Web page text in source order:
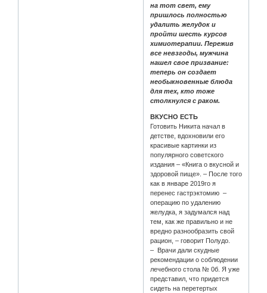
на тот свет, ему
пришлось полностью
удалить желудок и
пройти шесть курсов
химиотерапии. Пережив
все невзгоды, мужчина
нашел свое призвание:
теперь он создает
необыкновенные блюда
для тех, кто тоже
столкнулся с раком.
ВКУСНО ЕСТЬ
Готовить Никита начал в
детстве, вдохновили его
красивые картинки из
популярного советского
издания – «Книга о вкусной и
здоровой пище». – После того
как в январе 2019го я
перенес гастрэктомию –
операцию по удалению
желудка, я задумался над
тем, как же правильно и не
вредно разнообразить свой
рацион, – говорит Полудо.
– Врачи дали скудные
рекомендации о соблюдении
лечебного стола № 0б. Я уже
представил, что придется
сидеть на перетертых